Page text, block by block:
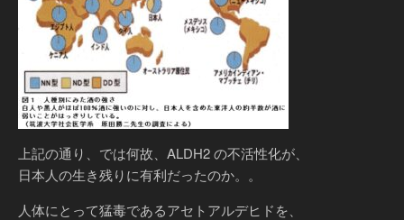
上記の通り、では何故、ALDH2 の不活性化が、
日本人の生き残りに有利だったのか。。
人体にとって猛毒であるアセトアルデヒドを、